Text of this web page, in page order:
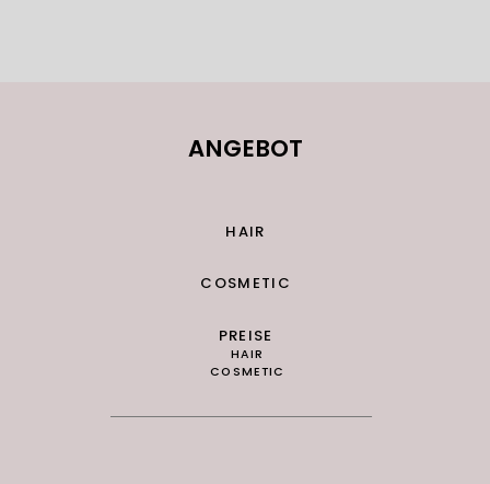
ANGEBOT
HAIR
COSMETIC
PREISE
HAIR
COSMETIC